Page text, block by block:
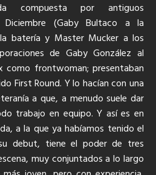
compuesta por antiguos
(Gaby Bultaco a la
batería y Master Mucker a los
de Gaby González al
como frontwoman; presentaban
First Round. Y lo hacían con una
a que, a menudo suele dar
trabajo en equipo. Y así es en
a la que ya habíamos tenido el
debut, tiene el poder de tres
muy conjuntados a lo largo